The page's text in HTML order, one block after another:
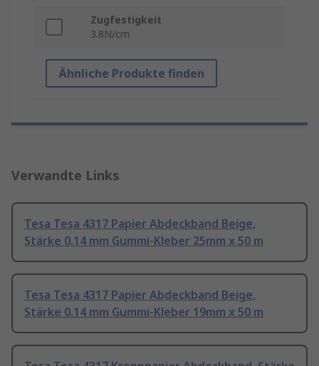
Zugfestigkeit
3.8N/cm
Ähnliche Produkte finden
Verwandte Links
Tesa Tesa 4317 Papier Abdeckband Beige,
Stärke 0.14 mm Gummi-Kleber 25mm x 50 m
Tesa Tesa 4317 Papier Abdeckband Beige,
Stärke 0.14 mm Gummi-Kleber 19mm x 50 m